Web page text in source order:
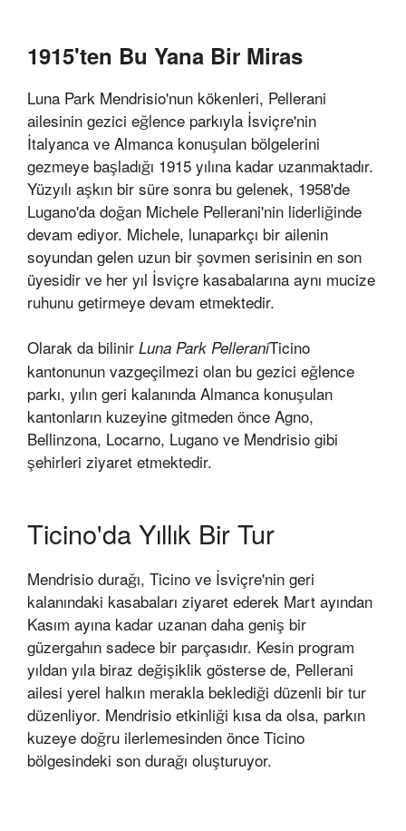
1915'ten Bu Yana Bir Miras
Luna Park Mendrisio'nun kökenleri, Pellerani
ailesinin gezici eğlence parkıyla İsviçre'nin
İtalyanca ve Almanca konuşulan bölgelerini
gezmeye başladığı 1915 yılına kadar uzanmaktadır.
Yüzyılı aşkın bir süre sonra bu gelenek, 1958'de
Lugano'da doğan Michele Pellerani'nin liderliğinde
devam ediyor. Michele, lunaparkçı bir ailenin
soyundan gelen uzun bir şovmen serisinin en son
üyesidir ve her yıl İsviçre kasabalarına aynı mucize
ruhunu getirmeye devam etmektedir.
Olarak da bilinir Luna Park PelleraniTicino
kantonunun vazgeçilmezi olan bu gezici eğlence
parkı, yılın geri kalanında Almanca konuşulan
kantonların kuzeyine gitmeden önce Agno,
Bellinzona, Locarno, Lugano ve Mendrisio gibi
şehirleri ziyaret etmektedir.
Ticino'da Yıllık Bir Tur
Mendrisio durağı, Ticino ve İsviçre'nin geri
kalanındaki kasabaları ziyaret ederek Mart ayından
Kasım ayına kadar uzanan daha geniş bir
güzergahın sadece bir parçasıdır. Kesin program
yıldan yıla biraz değişiklik gösterse de, Pellerani
ailesi yerel halkın merakla beklediği düzenli bir tur
düzenliyor. Mendrisio etkinliği kısa da olsa, parkın
kuzeye doğru ilerlemesinden önce Ticino
bölgesindeki son durağı oluşturuyor.